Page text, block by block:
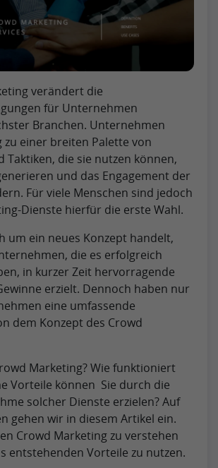
verändert die
für Unternehmen
Branchen. Unternehmen
zu einer breiten Palette von
Taktiken, die sie nutzen können,
und das Engagement der
Für viele Menschen sind jedoch
Dienste hierfür die erste Wahl.
um ein neues Konzept handelt,
die es erfolgreich
in kurzer Zeit hervorragende
erzielt. Dennoch haben nur
eine umfassende
dem Konzept des Crowd
Marketing? Wie funktioniert
Vorteile können Sie durch die
solcher Dienste erzielen? Auf
gehen wir in diesem Artikel ein.
Crowd Marketing zu verstehen
entstehenden Vorteile zu nutzen.